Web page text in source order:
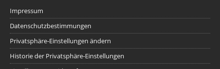
Impressum
Datenschutzbestimmungen
Privatsphäre-Einstellungen ändern
Historie der Privatsphäre-Einstellungen